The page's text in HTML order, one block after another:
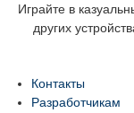
Играйте в
других
Контакты
Разработчикам